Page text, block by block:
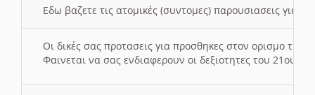
Εδω βαζετε τις ατομικές (συντομες) παρουσιασεις για
Οι δικές σας προτασεις για προσθηκες στον ορισμο
Φαινεται να σας ενδιαφερουν οι δεξιοτητες του 21ου